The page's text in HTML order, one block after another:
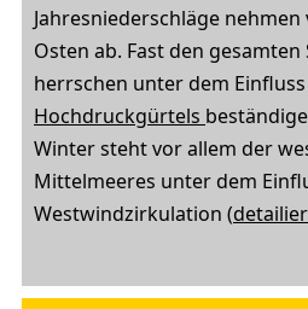
Jahresniederschläge nehmen
Osten ab. Fast den
herrschen unter dem Einfluss
Hochdruckgürtels
Winter steht vor allem der
Mittelmeeres unter dem
Westwindzirkulation (